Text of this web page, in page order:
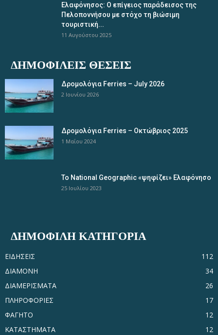
Ελαφόνησος: Ο επίγειος παράδεισος της
Πελοποννήσου με στόχο τη βιώσιμη
τουριστική...
11 Αυγούστου 2025
ΔΗΜΟΦΙΛΕΊΣ ΘΈΣΕΙΣ
Δρομολόγια Ferries – July 2026
2 Ιουνίου 2026
Δρομολόγια Ferries – Οκτώβριος 2025
1 Μαΐου 2024
Το National Geographic «ψηφίζει» Ελαφόνησο
25 Ιουλίου 2023
ΔΗΜΟΦΙΛΗ ΚΑΤΗΓΟΡΙΑ
ΕΙΔΗΣΕΙΣ
112
ΔΙΑΜΟΝΗ
34
ΔΙΑΜΕΡΙΣΜΑΤΑ
26
ΠΛΗΡΟΦΟΡΙΕΣ
17
ΦΑΓΗΤΟ
12
ΚΑΤΑΣΤΗΜΑΤΑ
12